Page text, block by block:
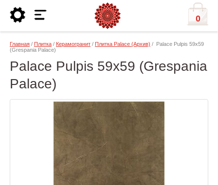
0
Главная / Плитка / Керамогранит / Плитка Palace (Архив) / Palace Pulpis 59x59
(Grespania Palace)
Palace Pulpis 59x59 (Grespania
Palace)